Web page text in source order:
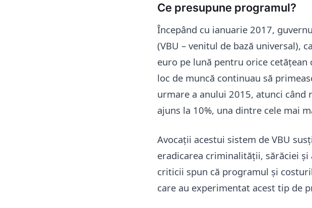
Ce presupune programul?
Începând cu ianuarie 2017,
(VBU – venitul de bază universal),
euro pe lună pentru orice cetățean
loc de muncă continuau să
urmare a anului 2015, atunci când
ajuns la 10%, una dintre cele mai
Avocații acestui sistem de VBU
eradicarea criminalității, sărăciei
criticii spun că programul și
care au experimentat acest tip de